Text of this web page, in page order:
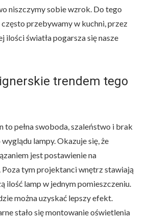
niszczymy sobie wzrok. Do tego
przebywamy w kuchni, przez
ilości światła pogarsza się nasze
trendem tego
to pełna swoboda, szaleństwo i brak
lampy. Okazuje się, że
jest postawienie na
Poza tym projektanci wnętrz stawiają
ilość lamp w jednym pomieszczeniu.
można uzyskać lepszy efekt.
stało się montowanie oświetlenia